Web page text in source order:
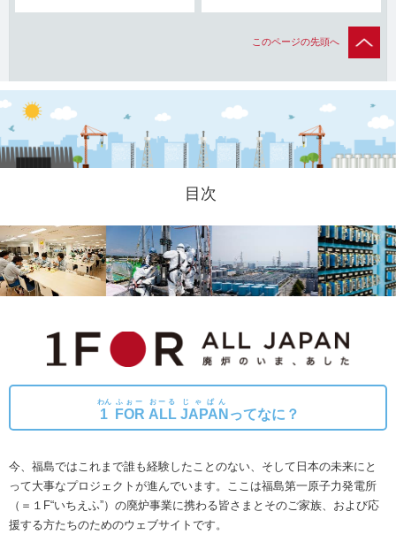
このページの先頭へ
目次
1
わん
FOR
ふぉー
ALL
おーる
JAPAN
じゃぱん
ってなに？
今、福島ではこれまで誰も経験したことのない、そして日本の未来にと
って大事なプロジェクトが進んでいます。
ここは福島第一原子力発電所
（＝１F“いちえふ”）の廃炉事業に携わる皆さまとそのご家族、および応
援する方たちのためのウェブサイトです。